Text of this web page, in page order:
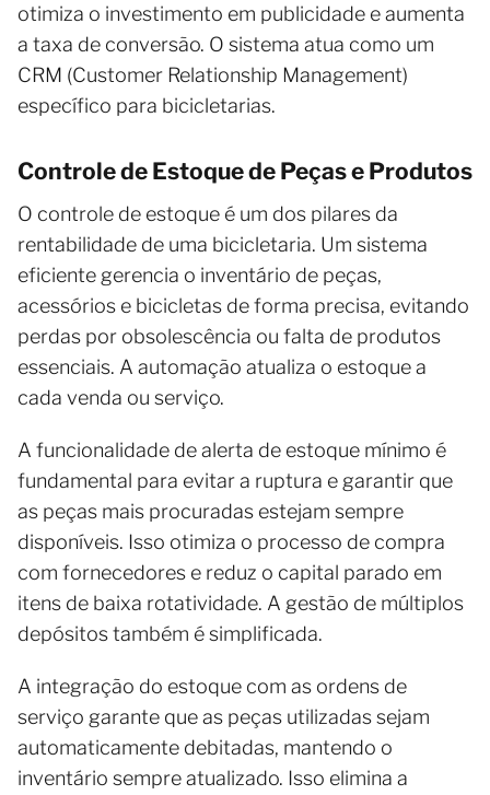
otimiza o investimento em publicidade e aumenta
a taxa de conversão. O sistema atua como um
CRM (Customer Relationship Management)
específico para bicicletarias.
Controle de Estoque de Peças e Produtos
O controle de estoque é um dos pilares da
rentabilidade de uma bicicletaria. Um sistema
eficiente gerencia o inventário de peças,
acessórios e bicicletas de forma precisa, evitando
perdas por obsolescência ou falta de produtos
essenciais. A automação atualiza o estoque a
cada venda ou serviço.
A funcionalidade de alerta de estoque mínimo é
fundamental para evitar a ruptura e garantir que
as peças mais procuradas estejam sempre
disponíveis. Isso otimiza o processo de compra
com fornecedores e reduz o capital parado em
itens de baixa rotatividade. A gestão de múltiplos
depósitos também é simplificada.
A integração do estoque com as ordens de
serviço garante que as peças utilizadas sejam
automaticamente debitadas, mantendo o
inventário sempre atualizado. Isso elimina a